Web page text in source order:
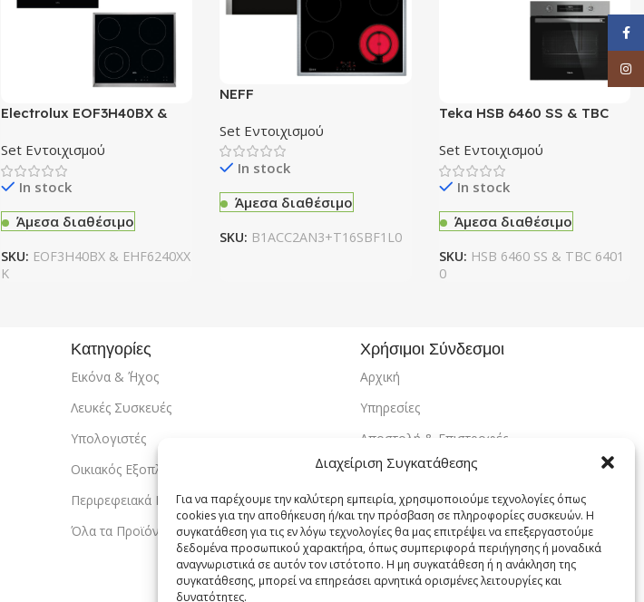
Διαχείριση Συγκατάθεσης
Για να παρέχουμε την καλύτερη εμπειρία, χρησιμοποιούμε τεχνολογίες όπως
cookies για την αποθήκευση ή/και την πρόσβαση σε πληροφορίες συσκευών. Η
συγκατάθεση για τις εν λόγω τεχνολογίες θα μας επιτρέψει να επεξεργαστούμε
δεδομένα προσωπικού χαρακτήρα, όπως συμπεριφορά περιήγησης ή μοναδικά
αναγνωριστικά σε αυτόν τον ιστότοπο. Η μη συγκατάθεση ή η ανάκληση της
συγκατάθεσης, μπορεί να επηρεάσει αρνητικά ορισμένες λειτουργίες και
δυνατότητες.
Electrolux EOF3H40BX &
Εντοιχισμού
Set Εντοιχισμού
In stock
Άμεσα διαθέσιμο
SKU: EOF3H40BX & EHF6240XX
K
NEFF
Φούρνος Εστία
Set Εντοιχισμού
In stock
Άμεσα διαθέσιμο
SKU: B1ACC2AN3+T16SBF1L0
Teka HSB 6460 SS & TBC
Set Εντοιχισμού
In stock
Άμεσα διαθέσιμο
SKU: HSB 6460 SS & TBC 6401
0
Κατηγορίες
Εικόνα & ΄Ήχος
Λευκές Συσκευές
Υπολογιστές
Οικιακός Εξοπλισμός
Περιρεφειακά PC
Όλα τα Προϊόντα
Χρήσιμοι Σύνδεσμοι
Αρχική
Υπηρεσίες
Αποστολή & Επιστροφές
Τρόποι Πληρωμής
Εντοπισμός Παραγγελίας
Λογαριασμός
Πολιτική Απορρήτου
Πολιτική Cookies